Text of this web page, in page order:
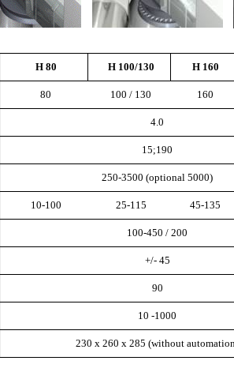
H 80 H 100/130 H 160
80 100 / 130 160
4.0
15;190
250-3500 (optional 5000)
10-100 25-115 45-135
100-450 / 200
+/- 45
90
10 -1000
230 x 260 x 285 (without